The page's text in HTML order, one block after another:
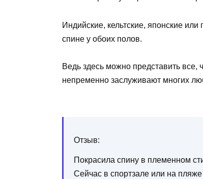
Индийские, кельтские, японские
спине у обоих полов.
Ведь здесь можно представить все,
непременно заслуживают многих
Отзыв:
Покрасила спину в племенном
Сейчас в спортзале или на